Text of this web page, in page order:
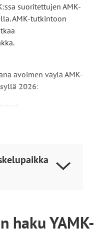
suoritettujen AMK-
AMK-tutkintoon
avoimen väylä AMK-
2026:
markkinointi ja
sivustolle
mediatuotanto,
päivätoteutusLinkki
(AMK),
haku YAMK-